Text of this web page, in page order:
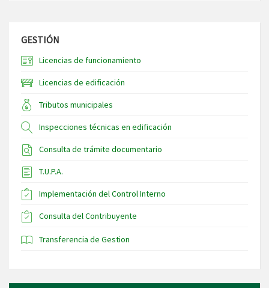
GESTIÓN
Licencias de funcionamiento
Licencias de edificación
Tributos municipales
Inspecciones técnicas en edificación
Consulta de trámite documentario
T.U.P.A.
Implementación del Control Interno
Consulta del Contribuyente
Transferencia de Gestion